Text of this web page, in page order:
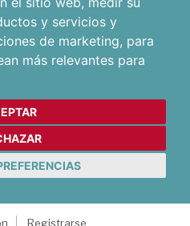
y servicios y
de marketing, para
más relevantes para
Registrarse